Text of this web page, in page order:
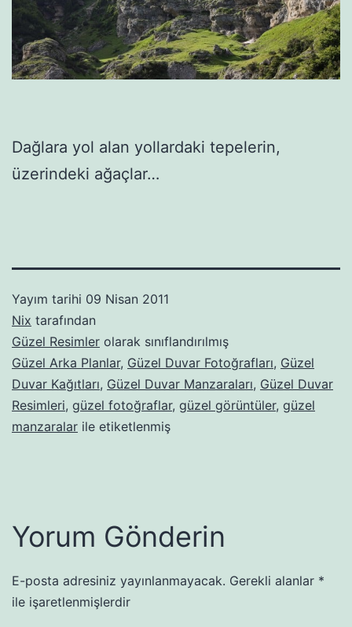
Dağlara yol alan yollardaki tepelerin,
üzerindeki ağaçlar…
Yayım tarihi 09 Nisan 2011
Nix tarafından
Güzel Resimler olarak sınıflandırılmış
Güzel Arka Planlar, Güzel Duvar Fotoğrafları, Güzel
Duvar Kağıtları, Güzel Duvar Manzaraları, Güzel Duvar
Resimleri, güzel fotoğraflar, güzel görüntüler, güzel
manzaralar ile etiketlenmiş
Yorum Gönderin
E-posta adresiniz yayınlanmayacak. Gerekli alanlar *
ile işaretlenmişlerdir